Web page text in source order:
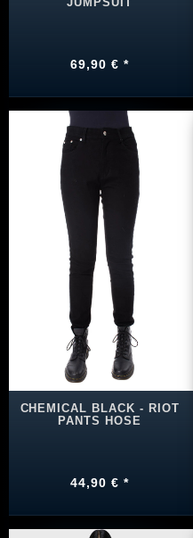
69,90 € *
CHEMICAL BLACK - RIOT
PANTS HOSE
44,90 € *